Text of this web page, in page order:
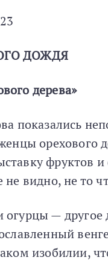
ДОЖДЯ
дерева»
показались
орехового
фруктов
не видно, не то
— другое
изобилии,